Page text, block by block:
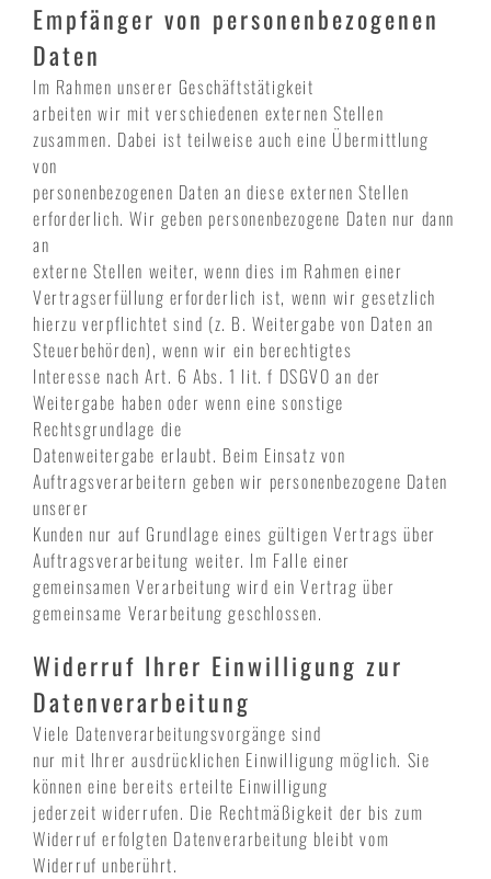
Empfänger von personenbezogenen
Daten
Im Rahmen unserer Geschäftstätigkeit
arbeiten wir mit verschiedenen externen Stellen
zusammen. Dabei ist teilweise auch eine Übermittlung
von
personenbezogenen Daten an diese externen Stellen
erforderlich. Wir geben personenbezogene Daten nur dann
an
externe Stellen weiter, wenn dies im Rahmen einer
Vertragserfüllung erforderlich ist, wenn wir gesetzlich
hierzu verpflichtet sind (z. B. Weitergabe von Daten an
Steuerbehörden), wenn wir ein berechtigtes
Interesse nach Art. 6 Abs. 1 lit. f DSGVO an der
Weitergabe haben oder wenn eine sonstige
Rechtsgrundlage die
Datenweitergabe erlaubt. Beim Einsatz von
Auftragsverarbeitern geben wir personenbezogene Daten
unserer
Kunden nur auf Grundlage eines gültigen Vertrags über
Auftragsverarbeitung weiter. Im Falle einer
gemeinsamen Verarbeitung wird ein Vertrag über
gemeinsame Verarbeitung geschlossen.
Widerruf Ihrer Einwilligung zur
Datenverarbeitung
Viele Datenverarbeitungsvorgänge sind
nur mit Ihrer ausdrücklichen Einwilligung möglich. Sie
können eine bereits erteilte Einwilligung
jederzeit widerrufen. Die Rechtmäßigkeit der bis zum
Widerruf erfolgten Datenverarbeitung bleibt vom
Widerruf unberührt.